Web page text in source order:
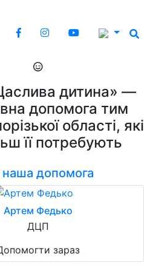
дитина» —
допомога тим
області, які
її потребують
наша допомога
Артем Федько
ДЦП
зараз